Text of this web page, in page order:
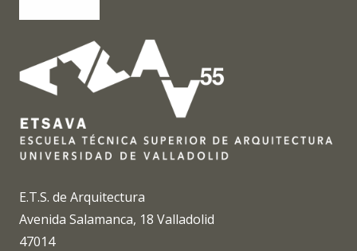
E.T.S. de Arquitectura
Avenida Salamanca, 18 Valladolid
47014